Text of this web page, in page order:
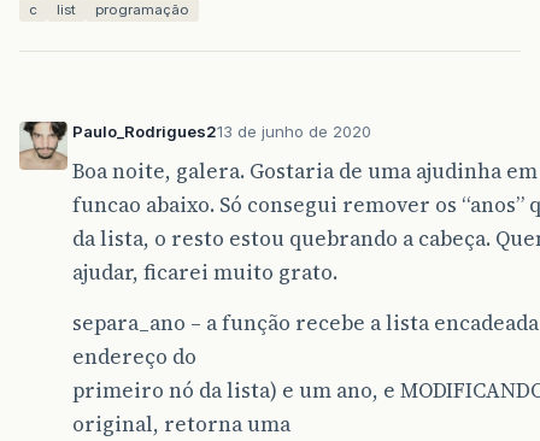
c list programação
Paulo_Rodrigues213 de junho de 2020
Boa noite, galera. Gostaria de uma ajudinha
funcao abaixo. Só consegui remover os “anos”
da lista, o resto estou quebrando a cabeça.
ajudar, ficarei muito grato.
separa_ano – a função recebe a lista
endereço do
primeiro nó da lista) e um ano, e
original, retorna uma